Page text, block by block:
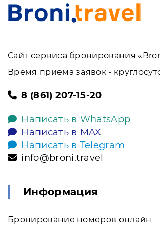
Сайт сервиса бронирования
Время приема заявок -
8 (861) 207-15-20
Написать в WhatsApp
Написать в MAX
Написать в Telegram
info@broni.travel
Информация
Бронирование номеров онлайн